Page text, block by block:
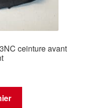
ceinture avant